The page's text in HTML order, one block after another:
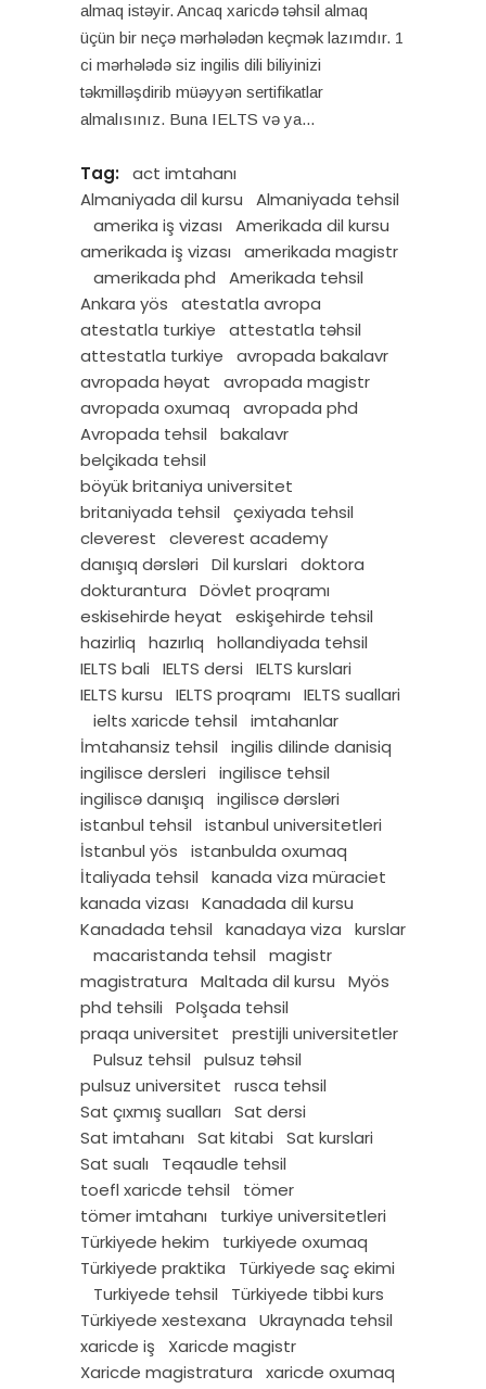
almaq istəyir. Ancaq xaricdə təhsil almaq
üçün bir neçə mərhələdən keçmək lazımdır. 1
ci mərhələdə siz ingilis dili biliyinizi
təkmilləşdirib müəyyən sertifikatlar
almalısınız. Buna IELTS və ya
Tag:
act imtahanı
Almaniyada dil kursu
Almaniyada tehsil
amerika iş vizası
Amerikada dil kursu
amerikada iş vizası
amerikada magistr
amerikada phd
Amerikada tehsil
Ankara yös
atestatla avropa
atestatla turkiye
attestatla təhsil
attestatla turkiye
avropada bakalavr
avropada həyat
avropada magistr
avropada oxumaq
avropada phd
Avropada tehsil
bakalavr
belçikada tehsil
böyük britaniya universitet
britaniyada tehsil
çexiyada tehsil
cleverest
cleverest academy
danışıq dərsləri
Dil kurslari
doktora
dokturantura
Dövlet proqramı
eskisehirde heyat
eskişehirde tehsil
hazirliq
hazırlıq
hollandiyada tehsil
IELTS bali
IELTS dersi
IELTS kurslari
IELTS kursu
IELTS proqramı
IELTS suallari
ielts xaricde tehsil
imtahanlar
İmtahansiz tehsil
ingilis dilinde danisiq
ingilisce dersleri
ingilisce tehsil
ingiliscə danışıq
ingiliscə dərsləri
istanbul tehsil
istanbul universitetleri
İstanbul yös
istanbulda oxumaq
İtaliyada tehsil
kanada viza müraciet
kanada vizası
Kanadada dil kursu
Kanadada tehsil
kanadaya viza
kurslar
macaristanda tehsil
magistr
magistratura
Maltada dil kursu
Myös
phd tehsili
Polşada tehsil
praqa universitet
prestijli universitetler
Pulsuz tehsil
pulsuz təhsil
pulsuz universitet
rusca tehsil
Sat çıxmış sualları
Sat dersi
Sat imtahanı
Sat kitabi
Sat kurslari
Sat sualı
Teqaudle tehsil
toefl xaricde tehsil
tömer
tömer imtahanı
turkiye universitetleri
Türkiyede hekim
turkiyede oxumaq
Türkiyede praktika
Türkiyede saç ekimi
Turkiyede tehsil
Türkiyede tibbi kurs
Türkiyede xestexana
Ukraynada tehsil
xaricde iş
Xaricde magistr
Xaricde magistratura
xaricde oxumaq